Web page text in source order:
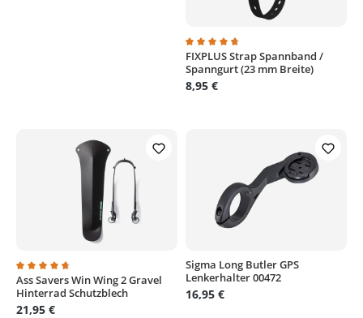
Durchschnittliche Bewertung
FIXPLUS Strap Spannband /
Spanngurt (23 mm Breite)
8,95 €
Durchschnittliche Bewertung von 4.8 von 5 Sternen
Ass Savers Win Wing 2 Gravel
Hinterrad Schutzblech
21,95 €
Sigma Long Butler GPS
Lenkerhalter 00472
16,95 €